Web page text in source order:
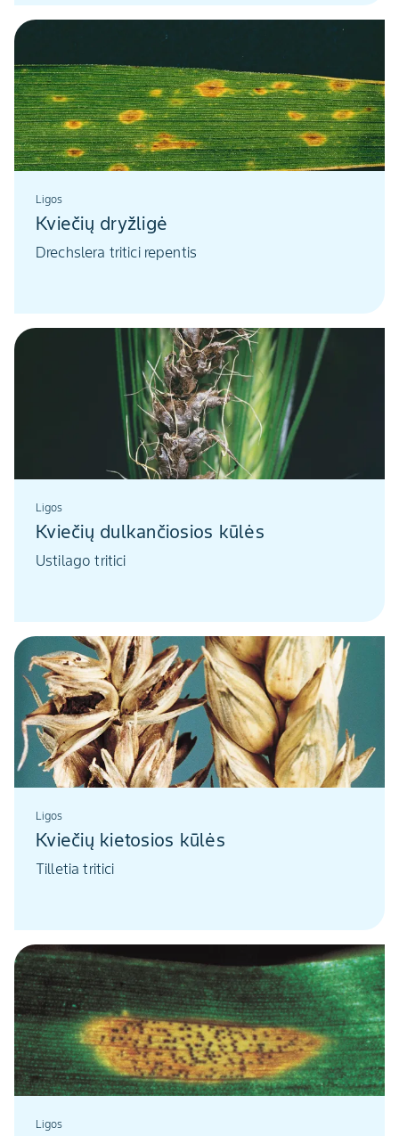
Ligos
Kviečių dryžligė
Drechslera tritici repentis
Ligos
Kviečių dulkančiosios kūlės
Ustilago tritici
Ligos
Kviečių kietosios kūlės
Tilletia tritici
Ligos